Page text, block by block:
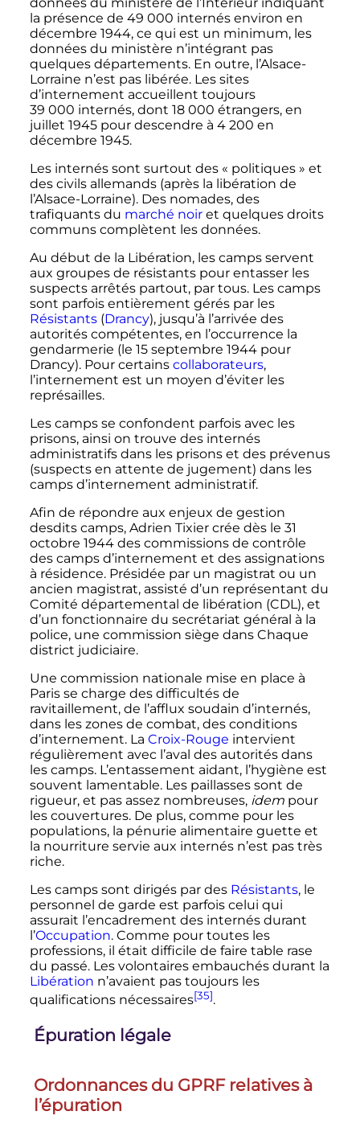
données du ministère de l’Intérieur indiquant
la présence de 49 000 internésenviron en
décembre 1944, ce qui est un minimum, les
données du ministère n’intégrant pas
quelques départements. En outre, l’Alsace-
Lorraine n’est pas libérée. Les sites
d’internement accueillent toujours
39 000 internés, dont 18 000 étrangers, en
juillet 1945pour descendre à 4 200 en
décembre 1945.
Les internés sont surtout des « politiques » et
des civils allemands (après la libération de
l’Alsace-Lorraine). Des nomades, des
trafiquants du marché noiret quelques droits
communs complètent les données.
Au début de la Libération, les camps servent
aux groupes de résistants pour entasser les
suspects arrêtés partout, par tous. Les camps
sont parfois entièrement gérés par les
Résistants(Drancy), jusqu’à l’arrivée des
autorités compétentes, en l’occurrence la
gendarmerie (le 15 septembre 1944pour
Drancy). Pour certains collaborateurs,
l’internement est un moyen d’éviter les
représailles.
Les camps se confondent parfois avec les
prisons, ainsi on trouve des internés
administratifs dans les prisons et des prévenus
(suspects en attente de jugement) dans les
camps d’internement administratif.
Afin de répondre aux enjeux de gestion
desdits camps, Adrien Tixier crée dès le 31
octobre 1944 des commissions de contrôle
des camps d’internement et des assignations
à résidence. Présidée par un magistrat ou un
ancien magistrat, assisté d’un représentant du
Comité départemental de libération (CDL), et
d’un fonctionnaire du secrétariat général à la
police, une commission siège dans Chaque
district judiciaire.
Une commission nationale mise en place à
Paris se charge des difficultés de
ravitaillement, de l’afflux soudain d’internés,
dans les zones de combat, des conditions
d’internement. La Croix-Rouge intervient
régulièrement avec l’aval des autorités dans
les camps. L’entassement aidant, l’hygiène est
souvent lamentable. Les paillasses sont de
rigueur, et pas assez nombreuses, idempour
les couvertures. De plus, comme pour les
populations, la pénurie alimentaire guette et
la nourriture servie aux internés n’est pas très
riche.
Les camps sont dirigés par des Résistants, le
personnel de garde est parfois celui qui
assurait l’encadrement des internés durant
l’Occupation. Comme pour toutes les
professions, il était difficile de faire table rase
du passé. Les volontaires embauchés durant la
Libération n’avaient pas toujours les
qualifications nécessaires[35].
Épuration légale
Ordonnances du GPRF relatives à
l’épuration